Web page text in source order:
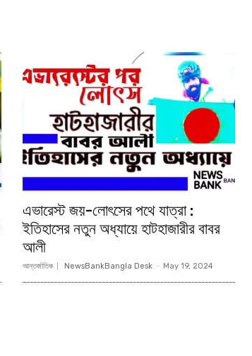
এভারেস্ট জয়-লোৎসের পথে যাত্রা :
ইতিহাসের নতুন অধ্যায়ে হাটহাজারীর বাবর
আলী
আন্তর্জাতিক NewsBankBangla Desk - May 19, 2024